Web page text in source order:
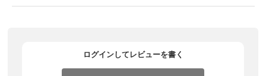
ログインしてレビューを書く